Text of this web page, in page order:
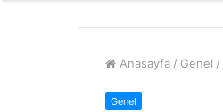
Anasayfa / Genel /
Genel